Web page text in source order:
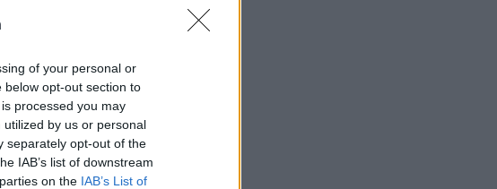
of your personal or
opt-out section to
processed you may
by us or personal
separately opt-out of the
IAB’s list of downstream
on the IAB’s List of